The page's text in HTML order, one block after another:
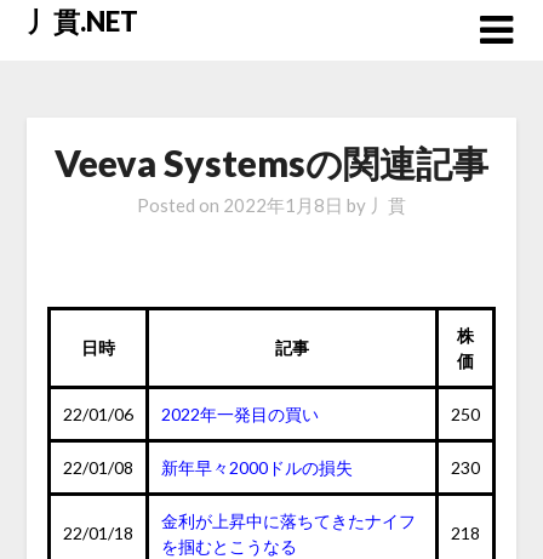
Skip丿貫.NET
Veeva Systemsの関連記事
Posted on 2022年1月8日 by 丿貫
日時 記事
株
価
22/01/06 2022年一発目の買い 250
22/01/08 新年早々2000ドルの損失 230
22/01/18
金利が上昇中に落ちてきたナイフ
を掴むとこうなる
218